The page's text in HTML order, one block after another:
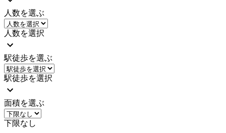
人数を選ぶ
人数を選択
駅徒歩を選ぶ
駅徒歩を選択
面積を選ぶ
下限なし